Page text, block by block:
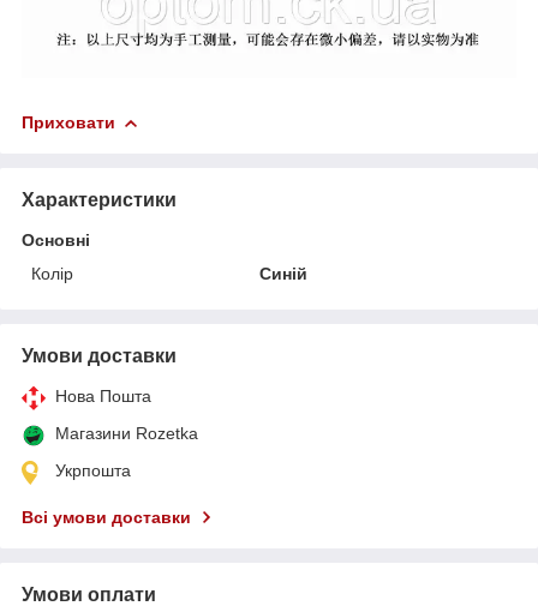
Приховати
Характеристики
Основні
Колір
Синій
Умови доставки
Нова Пошта
Магазини Rozetka
Укрпошта
Всі умови доставки
Умови оплати